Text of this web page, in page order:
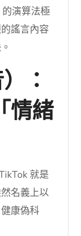
的演算法極
謠言內容
：
情緒
就是
名義上以
康偽科